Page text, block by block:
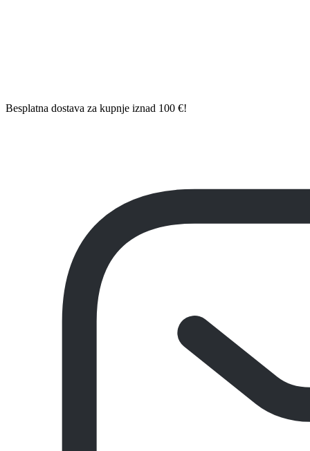
Besplatna dostava za kupnje iznad 100 €!